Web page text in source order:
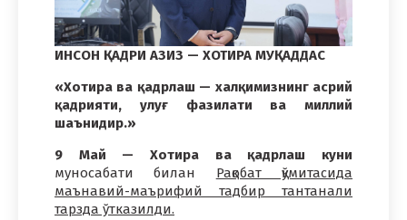
ИНСОН ҚАДРИ АЗИЗ — ХОТИРА МУҚАДДАС
«Хотира ва қадрлаш — халқимизнинг асрий
қадрияти, улуғ фазилати ва миллий
шаънидир.»
9 Май — Хотира ва қадрлаш куни
муносабати билан Рақобат қўмитасида
маънавий-маърифий тадбир тантанали
тарзда ўтказилди.